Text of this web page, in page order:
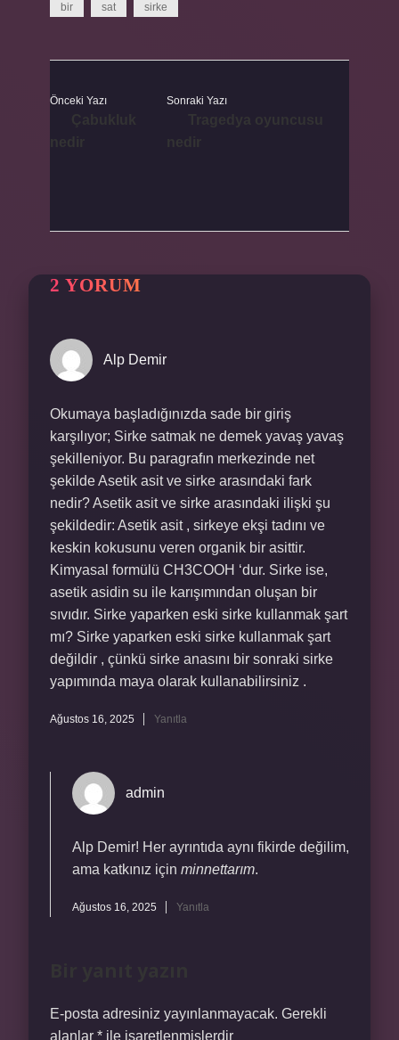
bir sat sirke
Önceki Yazı Sonraki Yazı
2 YORUM
Alp Demir
Okumaya başladığınızda sade bir giriş
karşılıyor; Sirke satmak ne demek yavaş yavaş
şekilleniyor. Bu paragrafın merkezinde net
şekilde Asetik asit ve sirke arasındaki fark
nedir? Asetik asit ve sirke arasındaki ilişki şu
şekildedir: Asetik asit , sirkeye ekşi tadını ve
keskin kokusunu veren organik bir asittir.
Kimyasal formülü CH3COOH ‘dur. Sirke ise,
asetik asidin su ile karışımından oluşan bir
sıvıdır. Sirke yaparken eski sirke kullanmak şart
mı? Sirke yaparken eski sirke kullanmak şart
değildir , çünkü sirke anasını bir sonraki sirke
yapımında maya olarak kullanabilirsiniz .
Ağustos 16, 2025 Yanıtla
admin
Alp Demir! Her ayrıntıda aynı fikirde değilim,
ama katkınız için minnettarım.
Ağustos 16, 2025 Yanıtla
E-posta adresiniz yayınlanmayacak. Gerekli
alanlar * ile işaretlenmişlerdir